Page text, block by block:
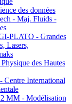
des données
- Maj. Fluids -
PLATO - Grandes
Lasers,
des Hautes
International
MM - Modélisation